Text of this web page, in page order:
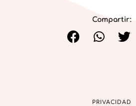
Compartir:
PRIVACIDAD